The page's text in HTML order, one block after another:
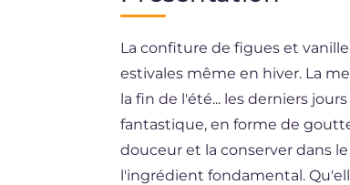
DE
BR
NL
La confiture de figues et
estivales même en hiver. La
la fin de l'été... les derniers
fantastique, en forme de
douceur et la conserver dans
l'ingrédient fondamental.